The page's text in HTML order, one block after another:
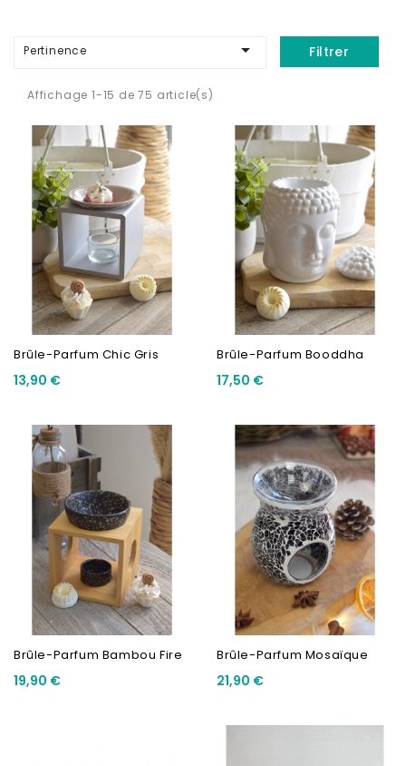
Pertinence  Filtrer
Affichage 1-15 de 75 article(s)
Brûle-Parfum Chic Gris
13,90 €
Brûle-Parfum Booddha
17,50 €
Brûle-Parfum Bambou Fire
19,90 €
Brûle-Parfum Mosaïque
21,90 €